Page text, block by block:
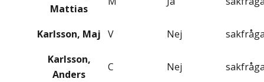
Mattias
Karlsson, Maj V Nej
Karlsson,
Anders
C Nej